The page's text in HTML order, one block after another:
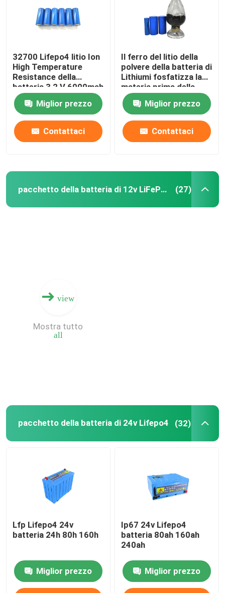
Prodotti
Batteria dello ione LiFePO4 del litio
pacchetto della batteria di 12v LiFePO4
Batteria domestica di energia
Batteria del carretto di golf Lifepo4
32700 Lifepo4 litio Ion
High Temperature
Resistance della
batteria 3,2 V 6000mah
Miglior prezzo
Contattaci
Il ferro del litio della
polvere della batteria di
Lithiumi fosfatizza la
materia prima della
batteria al litio della
polvere LiFePO4
Miglior prezzo
Contattaci
pacchetto della batteria di 12v LiFePO4 (27)
view
all
Mostra tutto
pacchetto della batteria di 24v Lifepo4 (32)
Lfp Lifepo4 24v
batteria 24h 80h 160h
Miglior prezzo
Ip67 24v Lifepo4
batteria 80ah 160ah
240ah
Miglior prezzo